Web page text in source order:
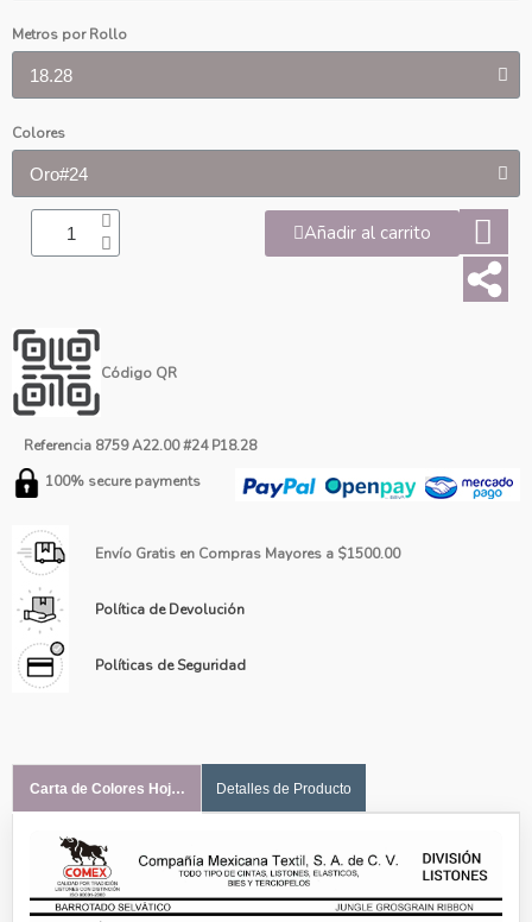
Metros por Rollo
Colores
Añadir al carrito
Código QR
Referencia 8759 A22.00 #24 P18.28
100% secure payments
Envío Gratis en Compras Mayores a $1500.00
Política de Devolución
Políticas de Seguridad
Carta de Colores Hoja #1 Detalles de Producto